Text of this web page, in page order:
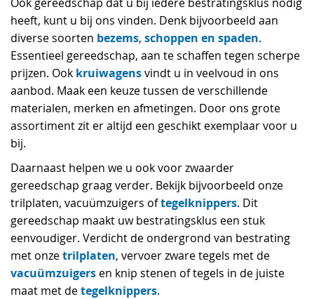
Ook gereedschap dat u bij iedere bestratingsklus nodig
heeft, kunt u bij ons vinden. Denk bijvoorbeeld aan
diverse soorten bezems, schoppen en spaden.
Essentieel gereedschap, aan te schaffen tegen scherpe
prijzen. Ook kruiwagensvindt u in veelvoud in ons
aanbod. Maak een keuze tussen de verschillende
materialen, merken en afmetingen. Door ons grote
assortiment zit er altijd een geschikt exemplaar voor u
bij.
Daarnaast helpen we u ook voor zwaarder
gereedschap graag verder. Bekijk bijvoorbeeld onze
trilplaten, vacuümzuigers oftegelknippers. Dit
gereedschap maakt uw bestratingsklus een stuk
eenvoudiger. Verdicht de ondergrond van bestrating
met onzetrilplaten, vervoer zware tegels met de
vacuümzuigers en knip stenen of tegels in de juiste
maat met detegelknippers.